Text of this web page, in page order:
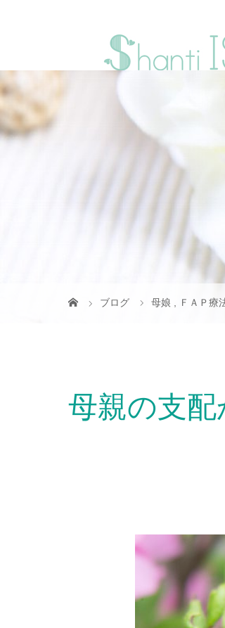
ブログ 母娘 ＦＡＰ療
母親の支